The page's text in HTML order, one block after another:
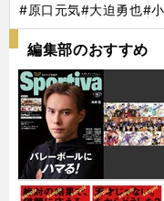
#原口元気#大迫勇也#
編集部のおすすめ